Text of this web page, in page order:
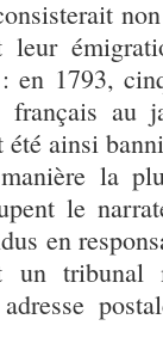
en 1793,
au
ainsi
la
le
en
un tribunal